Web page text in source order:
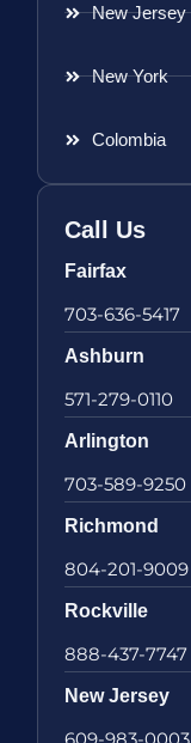
New Jersey
New York
Colombia
Call Us
Fairfax
703-636-5417
Ashburn
571-279-0110
Arlington
703-589-9250
Richmond
804-201-9009
Rockville
888-437-7747
New Jersey